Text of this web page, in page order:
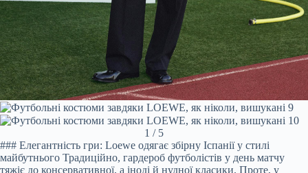
1 / 5
### Елегантність гри: Loewe одягає збірну Іспанії у стилі
майбутнього Традиційно, гардероб футболістів у день матчу
тяжіє до консервативної, а іноді й нудної класики. Проте, у